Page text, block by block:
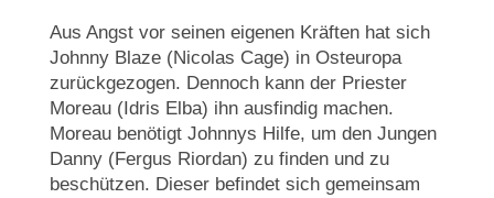
Aus Angst vor seinen eigenen Kräften hat sich
Johnny Blaze (Nicolas Cage) in Osteuropa
zurückgezogen. Dennoch kann der Priester
Moreau (Idris Elba) ihn ausfindig machen.
Moreau benötigt Johnnys Hilfe, um den Jungen
Danny (Fergus Riordan) zu finden und zu
beschützen. Dieser befindet sich gemeinsam